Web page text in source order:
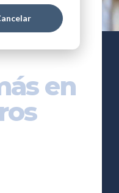
las
en